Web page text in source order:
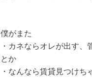
僕がまた
・カネならオレが出す、
とか
・なんなら賃貸見つけち